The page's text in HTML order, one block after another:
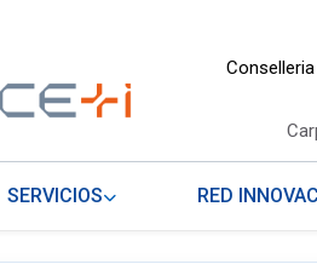
SERVICIOS RED